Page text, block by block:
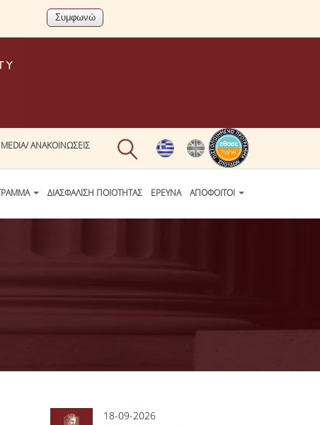
MEDIA/ ΑΝΑΚΟΙΝΩΣΕΙΣ
ΔΙΑΣΦΑΛΙΣΗ ΠΟΙΟΤΗΤΑΣ ΕΡΕΥΝΑ ΑΠΟΦΟΙΤΟΙ
18-09-2026